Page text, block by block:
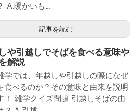
A.暖かいも...
記事を読む
や引越しでそばを食べる意味や
解説
学では、年越しや引越しの際になぜ
食べるのか？その意味と由来を説明
！ 雑学クイズ問題 引越しそばの由